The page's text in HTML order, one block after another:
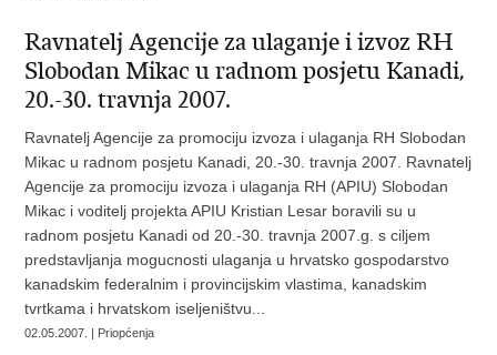
Ravnatelj Agencije za ulaganje i izvoz RH
Slobodan Mikac u radnom posjetu Kanadi,
20.-30. travnja 2007.
Ravnatelj Agencije za promociju izvoza i ulaganja RH Slobodan
Mikac u radnom posjetu Kanadi, 20.-30. travnja 2007. Ravnatelj
Agencije za promociju izvoza i ulaganja RH (APIU) Slobodan
Mikac i voditelj projekta APIU Kristian Lesar boravili su u
radnom posjetu Kanadi od 20.-30. travnja 2007.g. s ciljem
predstavljanja mogucnosti ulaganja u hrvatsko gospodarstvo
kanadskim federalnim i provincijskim vlastima, kanadskim
tvrtkama i hrvatskom iseljeništvu...
02.05.2007. | Priopćenja